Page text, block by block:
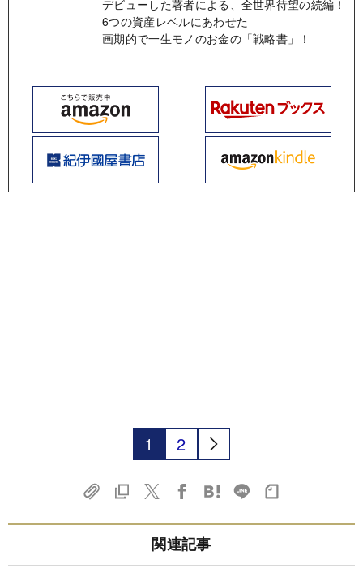
デビューした著者による、全世界待望の続編！
6つの資産レベルにあわせた
画期的で一生モノのお金の「戦略書」！
1 2
関連記事